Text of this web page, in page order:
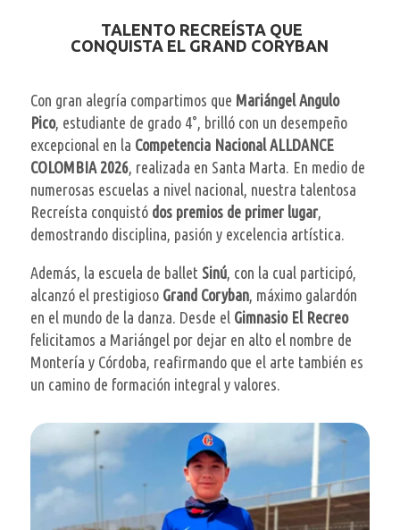
TALENTO RECREÍSTA QUE
CONQUISTA EL GRAND CORYBAN
Con gran alegría compartimos que Mariángel Angulo
Pico, estudiante de grado 4°, brilló con un desempeño
excepcional en la Competencia Nacional ALLDANCE
COLOMBIA 2026, realizada en Santa Marta. En medio de
numerosas escuelas a nivel nacional, nuestra talentosa
Recreísta conquistó dos premios de primer lugar,
demostrando disciplina, pasión y excelencia artística.
Además, la escuela de ballet Sinú, con la cual participó,
alcanzó el prestigioso Grand Coryban, máximo galardón
en el mundo de la danza. Desde el Gimnasio El Recreo
felicitamos a Mariángel por dejar en alto el nombre de
Montería y Córdoba, reafirmando que el arte también es
un camino de formación integral y valores.